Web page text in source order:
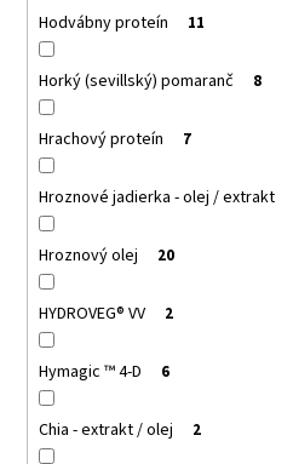
Hodvábny proteín 11
Horký (sevillský) pomaranč 8
Hrachový proteín 7
Hroznové jadierka - olej / extrakt
Hroznový olej 20
HYDROVEG® VV 2
Hymagic ™ 4-D 6
Chia - extrakt / olej 2